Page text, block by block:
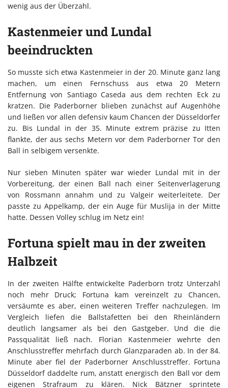
wenig aus der Überzahl.
Kastenmeier und Lundal
beeindruckten
So musste sich etwa Kastenmeier in der 20. Minute ganz lang
machen, um einen Fernschuss aus etwa 20 Metern
Entfernung von Santiago Caseda aus dem rechten Eck zu
kratzen. Die Paderborner blieben zunächst auf Augenhöhe
und ließen vor allen defensiv kaum Chancen der Düsseldorfer
zu. Bis Lundal in der 35. Minute extrem präzise zu Itten
flankte, der aus sechs Metern vor dem Paderborner Tor den
Ball in selbigem versenkte.
Nur sieben Minuten später war wieder Lundal mit in der
Vorbereitung, der einen Ball nach einer Seitenverlagerung
von Rossmann annahm und zu Valgeir weiterleitete. Der
passte zu Appelkamp, der ein Auge für Muslija in der Mitte
hatte. Dessen Volley schlug im Netz ein!
Fortuna spielt mau in der zweiten
Halbzeit
In der zweiten Hälfte entwickelte Paderborn trotz Unterzahl
noch mehr Druck; Fortuna kam vereinzelt zu Chancen,
versäumte es aber, einen weiteren Treffer nachzulegen. Im
Vergleich liefen die Ballstafetten bei den Rheinländern
deutlich langsamer als bei den Gastgeber. Und die die
Passqualität ließ nach. Florian Kastenmeier wehrte den
Anschlusstreffer mehrfach durch Glanzparaden ab. In der 84.
Minute aber fiel der Paderborner Anschlusstreffer. Fortuna
Düsseldorf daddelte rum, anstatt energisch den Ball vor dem
eigenen Strafraum zu klären. Nick Bätzner sprintete